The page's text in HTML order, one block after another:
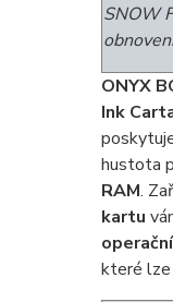
SNOW
ONYX
Ink
hustota
RAM.
kartu
které lze